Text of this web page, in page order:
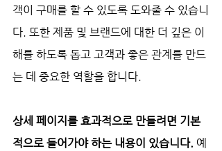
객이 구매를 할 수 있도록 도와줄 수 있습니
다. 또한 제품 및 브랜드에 대한 더 깊은 이
해를 하도록 돕고 고객과 좋은 관계를 만드
는 데 중요한 역할을 합니다.
상세 페이지를 효과적으로 만들려면 기본
적으로 들어가야 하는 내용이 있습니다. 예